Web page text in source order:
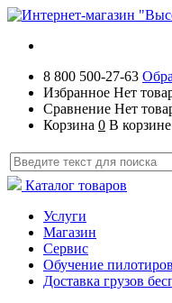
8 800 500-27-63
Избранное Нет
Сравнение Нет
Корзина 0 В
Каталог товаров
Услуги
Магазин
Сервис
Обучение
Доставка грузов